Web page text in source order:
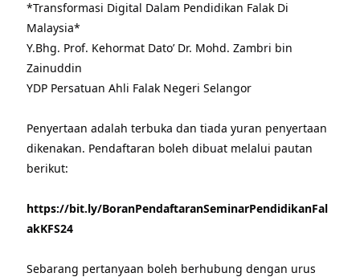
*Transformasi Digital Dalam Pendidikan Falak Di
Malaysia*
Y.Bhg. Prof. Kehormat Dato’ Dr. Mohd. Zambri bin
Zainuddin
YDP Persatuan Ahli Falak Negeri Selangor
Penyertaan adalah terbuka dan tiada yuran penyertaan
dikenakan. Pendaftaran boleh dibuat melalui pautan
berikut:
https://bit.ly/BoranPendaftaranSeminarPendidikanFal
akKFS24
Sebarang pertanyaan boleh berhubung dengan urus